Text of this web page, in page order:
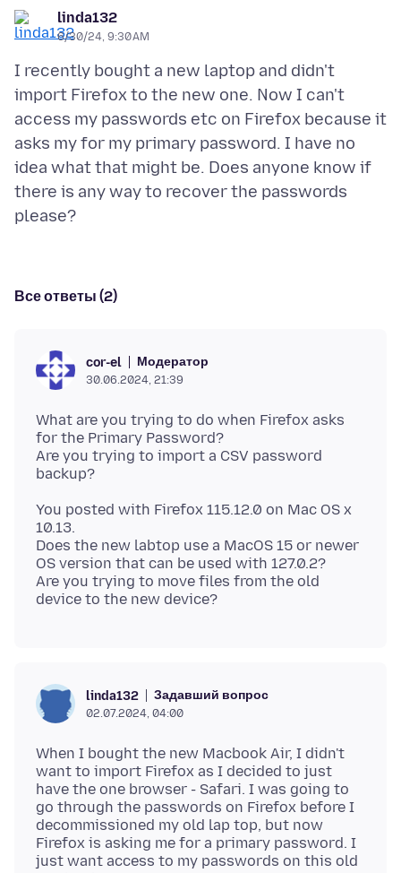
linda132
6/30/24, 9:30 AM
I recently bought a new laptop and didn't
import Firefox to the new one. Now I can't
access my passwords etc on Firefox because it
asks my for my primary password. I have no
idea what that might be. Does anyone know if
there is any way to recover the passwords
Все ответы (2)
cor-el Модератор
30.06.2024, 21:39
What are you trying to do when Firefox asks
for the Primary Password?
Are you trying to import a CSV password
You posted with Firefox 115.12.0 on Mac OS x
10.13.
Does the new labtop use a MacOS 15 or newer
OS version that can be used with 127.0.2?
Are you trying to move files from the old
linda132 Задавший вопрос
02.07.2024, 04:00
When I bought the new Macbook Air, I didn't
want to import Firefox as I decided to just
have the one browser - Safari. I was going to
go through the passwords on Firefox before I
decommissioned my old lap top, but now
Firefox is asking me for a primary password. I
just want access to my passwords on this old